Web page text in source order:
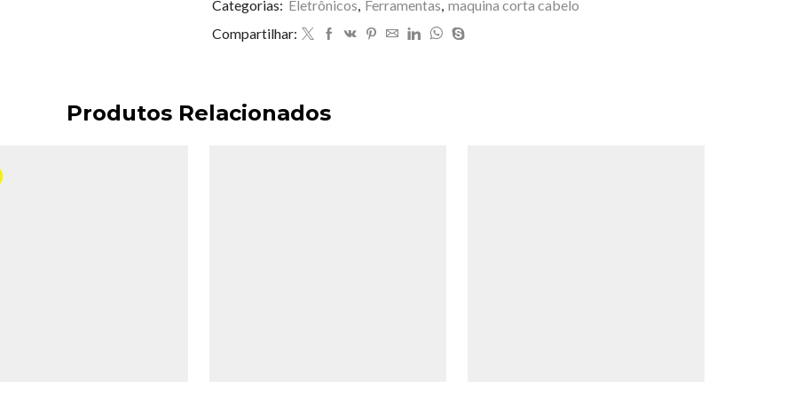
008
Categorias: Eletrônicos, Ferramentas, maquina corta cabelo
Compartilhar:
Produtos Relacionados